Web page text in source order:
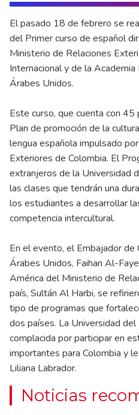
El pasado 18 de febrero se
del Primer curso de español
Ministerio de Relaciones
Internacional y de la
Árabes Unidos.
Este curso, que cuenta con
Plan de promoción de la
lengua española impulsado
Exteriores de Colombia. El
extranjeros de la Universidad
las clases que tendrán una
los estudiantes a desarrollar
competencia intercultural.
En el evento, el Embajador
Árabes Unidos, Faihan Al-
América del Ministerio de
país, Sultán Al Harbi, se
tipo de programas que
dos países. La Universidad
complacida por participar en
importantes para Colombia y
Liliana Labrador.
Noticias